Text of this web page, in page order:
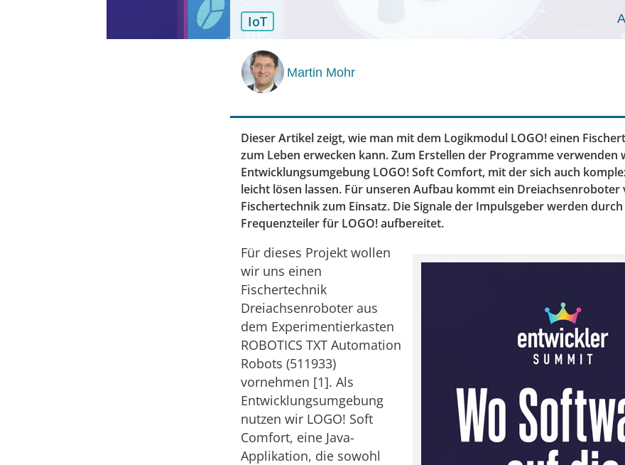
IoT
Martin Mohr
Dieser Artikel zeigt, wie man mit dem Logikmodul LOGO! einen
zum Leben erwecken kann. Zum Erstellen der Programme verwenden
Entwicklungsumgebung LOGO! Soft Comfort, mit der sich auch
leicht lösen lassen. Für unseren Aufbau kommt ein Dreiachsenroboter
Fischertechnik zum Einsatz. Die Signale der Impulsgeber werden
Frequenzteiler für LOGO! aufbereitet.
Für dieses Projekt wollen
wir uns einen
Fischertechnik
Dreiachsenroboter aus
dem Experimentierkasten
ROBOTICS TXT Automation
Robots (511933)
vornehmen [1]. Als
Entwicklungsumgebung
nutzen wir LOGO! Soft
Comfort, eine Java-
Applikation, die sowohl